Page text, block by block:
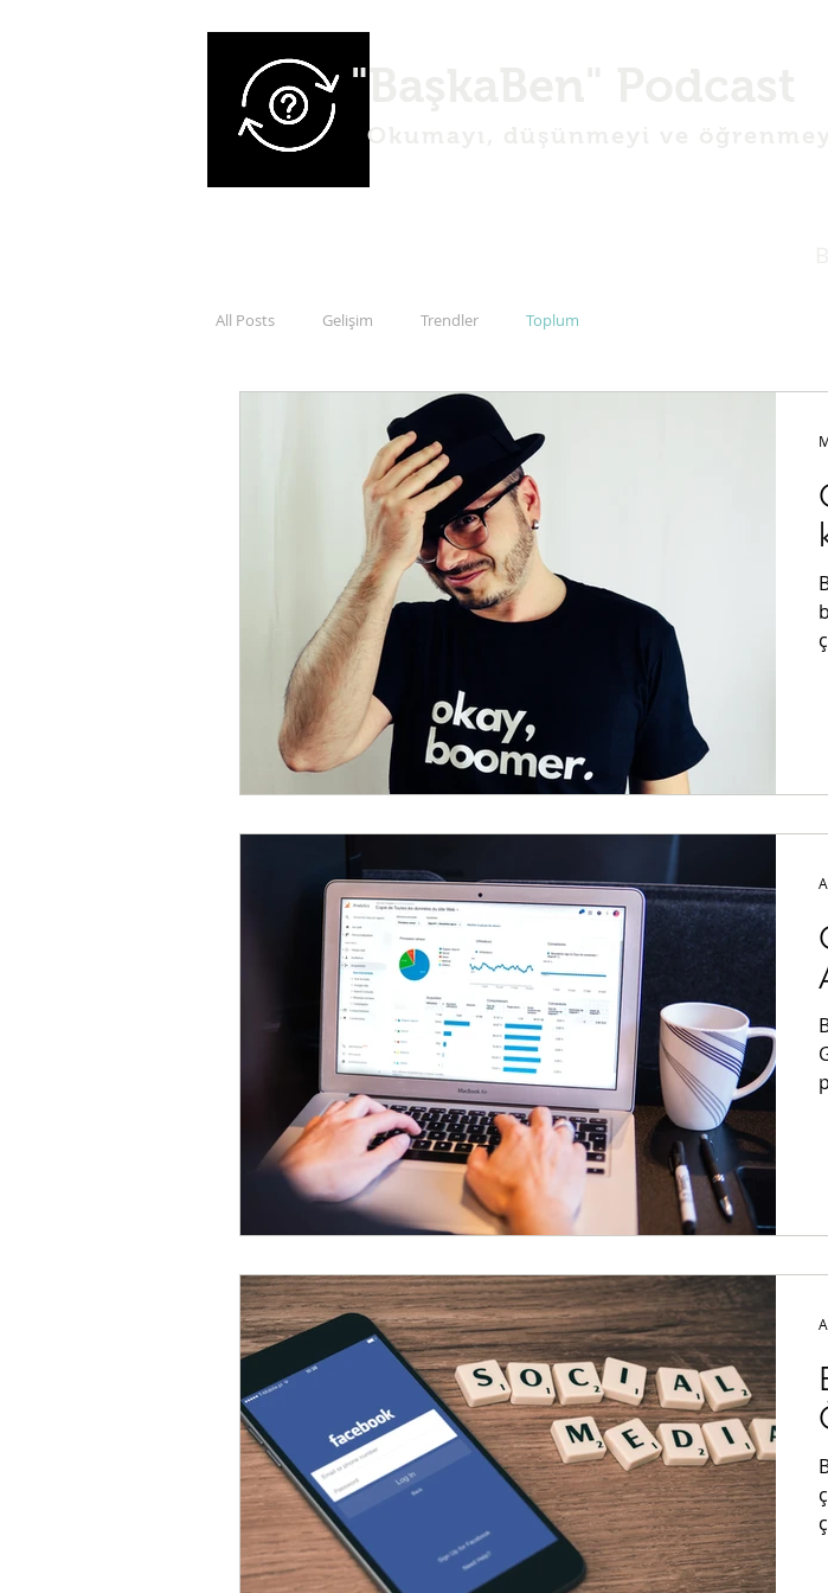
"BaşkaBen" Podcast
Okumayı, düşünmeyi ve
All Posts Gelişim Trendler Toplum